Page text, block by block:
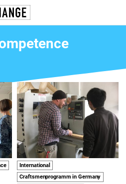
International
Craftsmenprogramm in Germany